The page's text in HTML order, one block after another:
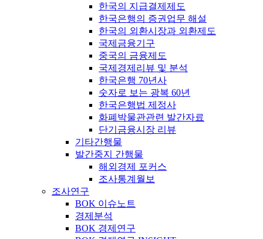
한국의 지급결제제도
한국은행의 증권업무 해설
한국의 외환시장과 외환제도
국제금융기구
중국의 금융제도
국제경제리뷰 및 분석
한국은행 70년사
숫자로 보는 광복 60년
한국은행법 제정사
화폐박물관관련 발간자료
단기금융시장 리뷰
기타간행물
발간중지 간행물
해외경제 포커스
조사통계월보
조사연구
BOK 이슈노트
경제분석
BOK 경제연구